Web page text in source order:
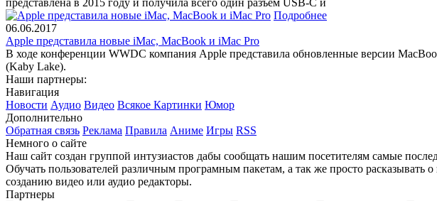
Подробнее
06.06.2017
Apple представила новые iMac, MacBook и iMac Pro
В ходе конференции WWDC компания Apple представила обновленные версии
(Kaby Lake).
Наши партнеры:
Навигация
Новости Аудио Видео Всякое Картинки Юмор
Дополнительно
Обратная связь Реклама Правила Аниме Игры RSS
Немного о сайте
Наш сайт создан группой интузиастов дабы сообщать нашим посетителям самые
Обучать пользователей различным програмным пакетам, а так же просто
созданию видео или аудио редакторы.
Партнеры